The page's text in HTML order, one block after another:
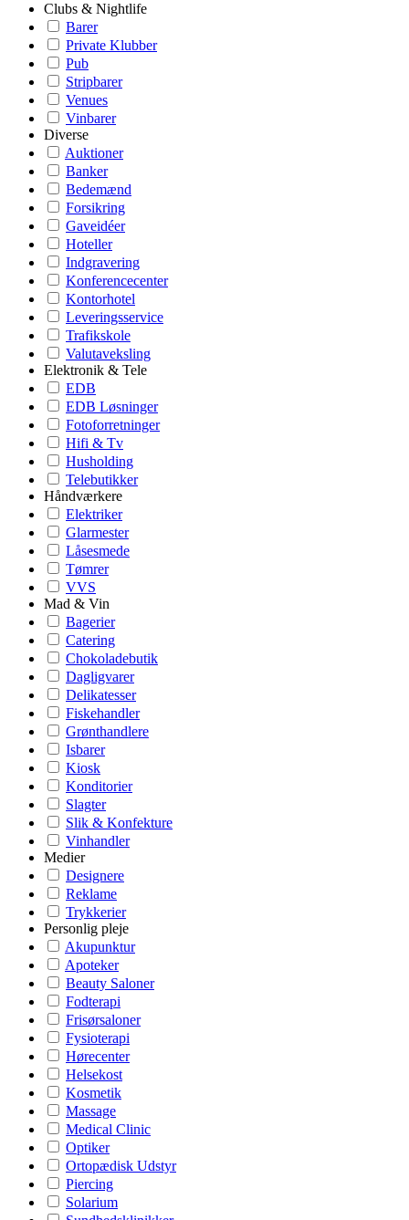
Clubs & Nightlife
Barer
Private Klubber
Pub
Stripbarer
Venues
Vinbarer
Diverse
Auktioner
Banker
Bedemænd
Forsikring
Gaveidéer
Hoteller
Indgravering
Konferencecenter
Kontorhotel
Leveringsservice
Trafikskole
Valutaveksling
Elektronik & Tele
EDB
EDB Løsninger
Fotoforretninger
Hifi & Tv
Husholding
Telebutikker
Håndværkere
Elektriker
Glarmester
Låsesmede
Tømrer
VVS
Mad & Vin
Bagerier
Catering
Chokoladebutik
Dagligvarer
Delikatesser
Fiskehandler
Grønthandlere
Isbarer
Kiosk
Konditorier
Slagter
Slik & Konfekture
Vinhandler
Medier
Designere
Reklame
Trykkerier
Personlig pleje
Akupunktur
Apoteker
Beauty Saloner
Fodterapi
Frisørsaloner
Fysioterapi
Hørecenter
Helsekost
Kosmetik
Massage
Medical Clinic
Optiker
Ortopædisk Udstyr
Piercing
Solarium